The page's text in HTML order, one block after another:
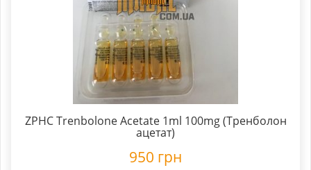
ZPHC Trenbolone Acetate 1ml 100mg (Тренболон
ацетат)
950 грн